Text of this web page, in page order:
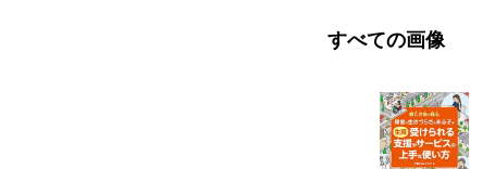
すべての画像